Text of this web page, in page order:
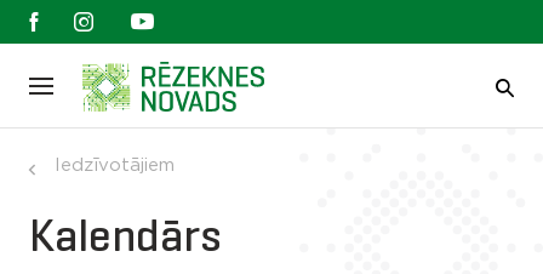
Iedzīvotājiem
Kalendārs